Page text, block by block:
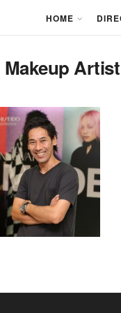
HOME
Makeup Artist